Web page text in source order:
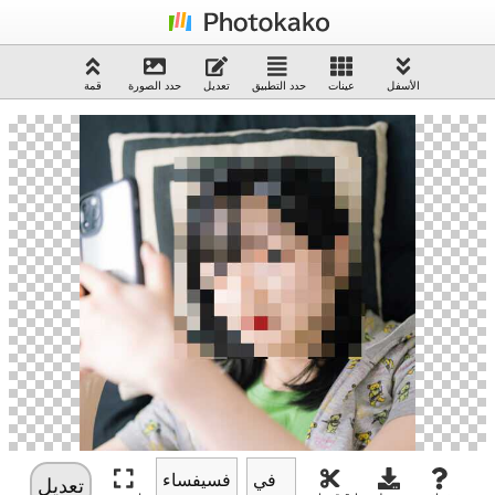
قمة حدد الصورة تعديل حدد التطبيق عينات الأسفل
تعديل